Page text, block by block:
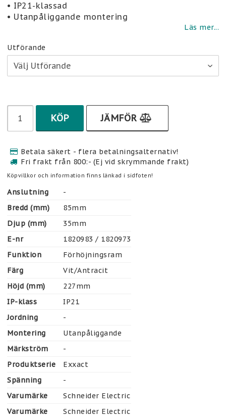
• IP21-klassad
• Utanpåliggande montering
Läs mer...
Utförande
KÖP JÄMFÖR
Betala säkert - flera betalningsalternativ!
Fri frakt från 800:- (Ej vid skrymmande frakt)
Köpvillkor och information finns länkad i sidfoten!
Anslutning
-
Bredd (mm)
85mm
Djup (mm)
35mm
E-nr
1820983 / 1820973
Funktion
Förhöjningsram
Färg
Vit/Antracit
Höjd (mm)
227mm
IP-klass
IP21
Jordning
-
Montering
Utanpåliggande
Märkström
-
Produktserie
Exxact
Spänning
-
Varumärke
Schneider Electric
Varumärke
Schneider Electric